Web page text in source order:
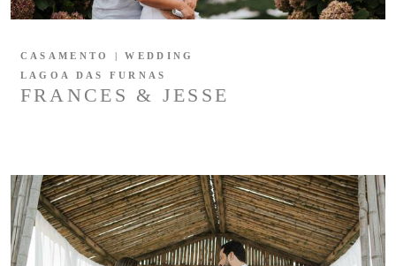
FRANCES & JESSE
CASAMENTO | WEDDING
LAGOA DAS FURNAS